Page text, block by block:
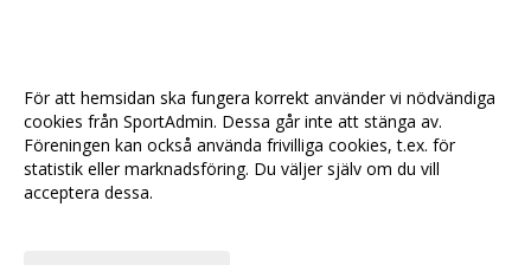
För att hemsidan ska fungera korrekt använder vi nödvändiga
cookies från SportAdmin. Dessa går inte att stänga av.
Föreningen kan också använda frivilliga cookies, t.ex. för
statistik eller marknadsföring. Du väljer själv om du vill
acceptera dessa.